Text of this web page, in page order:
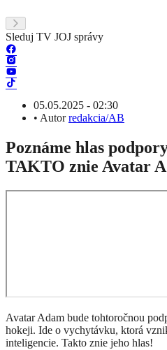
Sleduj TV JOJ správy
05.05.2025 - 02:30
• Autorredakcia/AB
Poznáme hlas
TAKTO znie Avatar
Avatar Adam bude tohtoročnou
hokeji. Ide o vychytávku, ktorá
inteligencie. Takto znie jeho hlas!